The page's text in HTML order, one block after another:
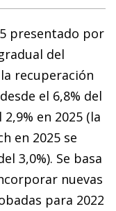
presentado por
del
recuperación
el 6,8% del
2,9% en 2025 (la
en 2025 se
3,0%). Se basa
nuevas
para 2022